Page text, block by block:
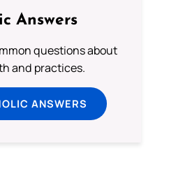
Answers
questions about
and practices.
ANSWERS